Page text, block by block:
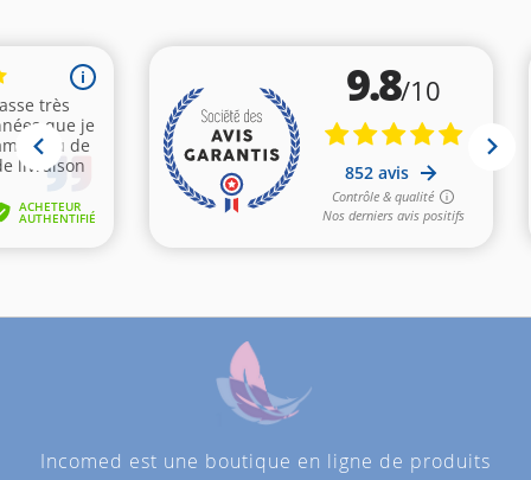
Incomed est une boutique en ligne de produits